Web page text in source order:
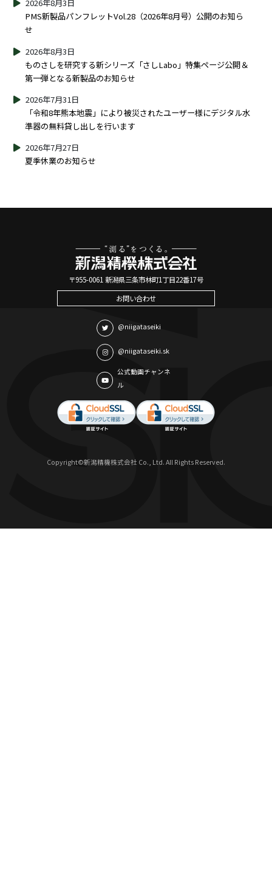
PMS新製品パンフレットVol.28（2026年8月号）公開のお知ら
せ
2026年8月3日
ものさしを研究する新シリーズ「さしLabo」特集ページ公開＆
第一弾となる新製品のお知らせ
2026年8月3日
「令和8年熊本地震」により被災されたユーザー様にデジタル水
準器の無料貸し出しを行います
2026年7月31日
夏季休業のお知らせ
2026年7月27日
〒955-0061 新潟県三条市林町1丁目22番17号
お問い合わせ
@niigataseiki
@niigataseiki.sk
公式動画チャンネ
ル
Copyright©新潟精機株式会社 Co., Ltd. All Rights Reserved.